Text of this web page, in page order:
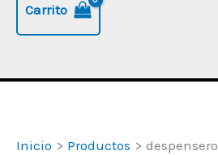
Carrito
Inicio Productos despensero